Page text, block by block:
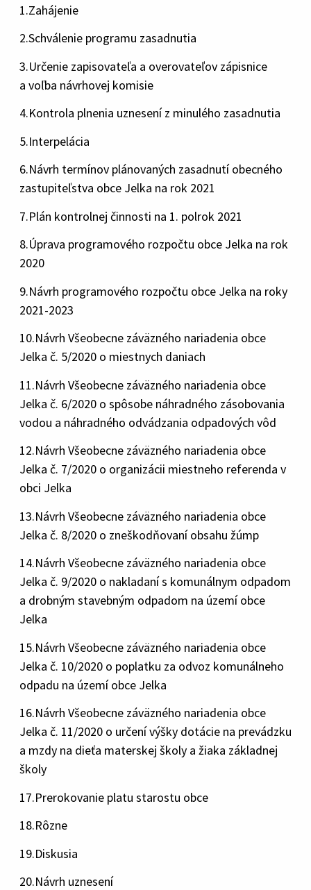
1.Zahájenie
2.Schválenie programu zasadnutia
3.Určenie zapisovateľa a overovateľov zápisnice
a voľba návrhovej komisie
4.Kontrola plnenia uznesení z minulého zasadnutia
5.Interpelácia
6.Návrh termínov plánovaných zasadnutí obecného
zastupiteľstva obce Jelka na rok 2021
7.Plán kontrolnej činnosti na 1. polrok 2021
8.Úprava programového rozpočtu obce Jelka na rok
2020
9.Návrh programového rozpočtu obce Jelka na roky
2021-2023
10.Návrh Všeobecne záväzného nariadenia obce
Jelka č. 5/2020 o miestnych daniach
11.Návrh Všeobecne záväzného nariadenia obce
Jelka č. 6/2020 o spôsobe náhradného zásobovania
vodou a náhradného odvádzania odpadových vôd
12.Návrh Všeobecne záväzného nariadenia obce
Jelka č. 7/2020 o organizácii miestneho referenda v
obci Jelka
13.Návrh Všeobecne záväzného nariadenia obce
Jelka č. 8/2020 o zneškodňovaní obsahu žúmp
14.Návrh Všeobecne záväzného nariadenia obce
Jelka č. 9/2020 o nakladaní s komunálnym odpadom
a drobným stavebným odpadom na území obce
Jelka
15.Návrh Všeobecne záväzného nariadenia obce
Jelka č. 10/2020 o poplatku za odvoz komunálneho
odpadu na území obce Jelka
16.Návrh Všeobecne záväzného nariadenia obce
Jelka č. 11/2020 o určení výšky dotácie na prevádzku
a mzdy na dieťa materskej školy a žiaka základnej
školy
17.Prerokovanie platu starostu obce
18.Rôzne
19.Diskusia
20.Návrh uznesení